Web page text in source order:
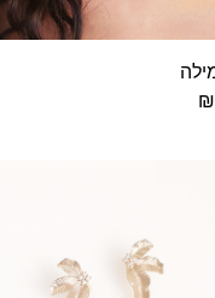
₪